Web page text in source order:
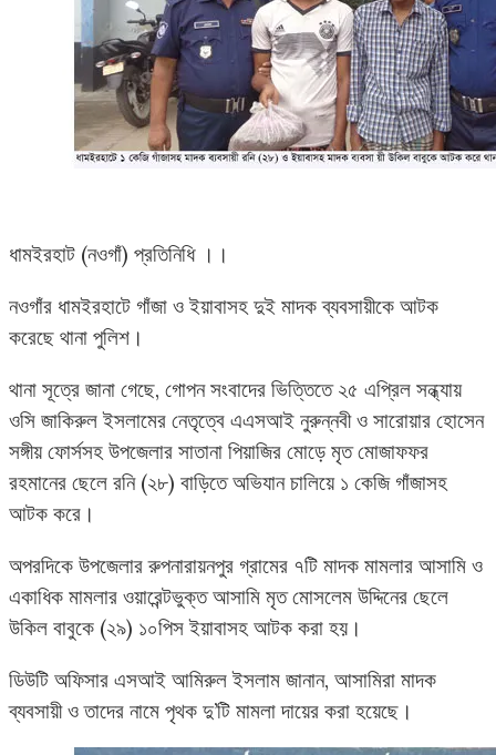
ধামইরহাট (নওগাঁ) প্রতিনিধি ।।
নওগাঁর ধামইরহাটে গাঁজা ও ইয়াবাসহ দুই মাদক ব্যবসায়ীকে আটক
করেছে থানা পুলিশ।
থানা সূত্রে জানা গেছে, গোপন সংবাদের ভিত্তিতে ২৫ এপ্রিল সন্ধ্যায়
ওসি জাকিরুল ইসলামের নেতৃত্বে এএসআই নুরুন্নবী ও সারোয়ার হোসেন
সঙ্গীয় ফোর্সসহ উপজেলার সাতানা পিয়াজির মোড়ে মৃত মোজাফফর
রহমানের ছেলে রনি (২৮) বাড়িতে অভিযান চালিয়ে ১ কেজি গাঁজাসহ
আটক করে।
অপরদিকে উপজেলার রুপনারায়নপুর গ্রামের ৭টি মাদক মামলার আসামি ও
একাধিক মামলার ওয়ারেন্টভুক্ত আসামি মৃত মোসলেম উদ্দিনের ছেলে
উকিল বাবুকে (২৯) ১০পিস ইয়াবাসহ আটক করা হয়।
ডিউটি অফিসার এসআই আমিরুল ইসলাম জানান, আসামিরা মাদক
ব্যবসায়ী ও তাদের নামে পৃথক দু’টি মামলা দায়ের করা হয়েছে।